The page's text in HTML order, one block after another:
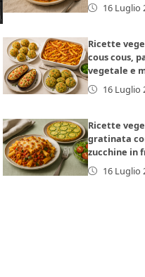
16 Luglio
Ricette
cous cous,
vegetale e
16 Luglio
Ricette
gratinata
zucchine in
16 Luglio